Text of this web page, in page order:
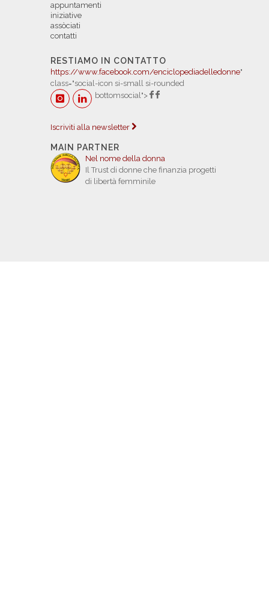
appuntamenti
iniziative
assòciati
contatti
RESTIAMO IN CONTATTO
https://www.facebook.com/enciclopediadelledonne"
class="social-icon si-small si-rounded
bottomsocial">
Iscriviti alla newsletter
MAIN PARTNER
Nel nome della donna
Il Trust di donne che finanzia progetti
di libertà femminile